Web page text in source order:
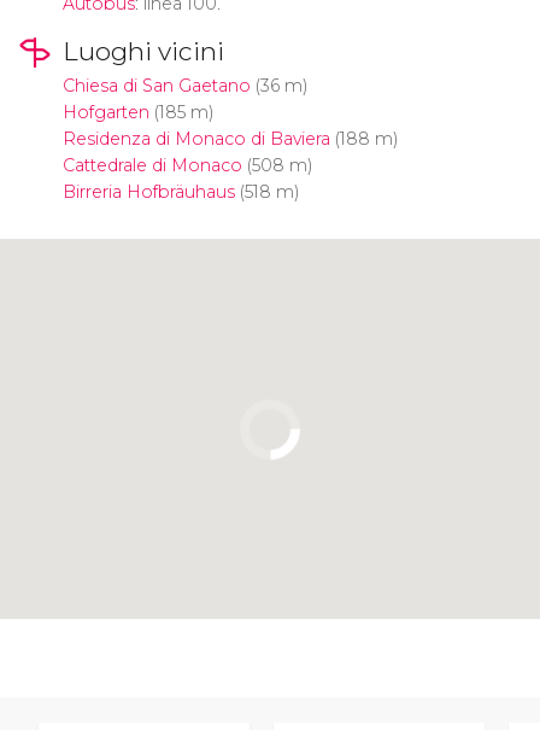
Luoghi vicini
Chiesa di San Gaetano (36 m)
Hofgarten (185 m)
Residenza di Monaco di Baviera (188 m)
Cattedrale di Monaco (508 m)
Birreria Hofbräuhaus(518 m)